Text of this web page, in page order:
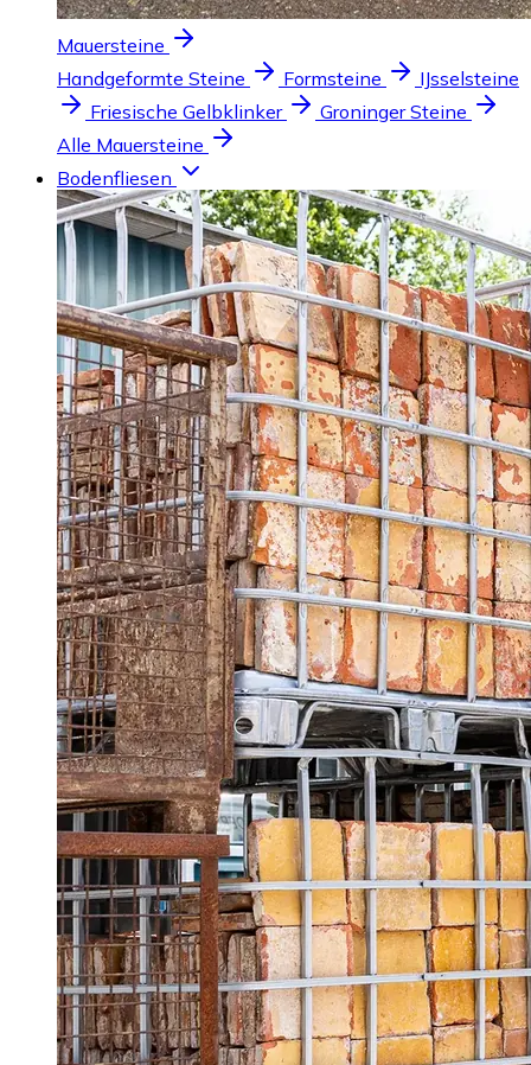
Mauersteine
Handgeformte Steine
Formsteine
IJsselsteine
Friesische Gelbklinker
Groninger Steine
Alle Mauersteine
Bodenfliesen